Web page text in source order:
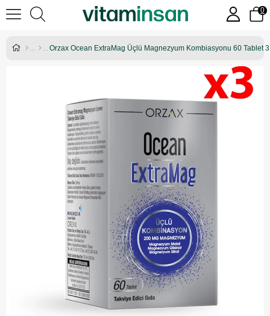
0
Orzax Ocean ExtraMag Üçlü Magnezyum Kombiasyonu 60 Tablet